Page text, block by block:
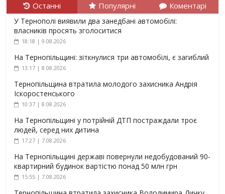
Останні Популярні Коментарі
У Тернополі виявили два занедбані автомобілі:
власників просять зголоситися
18:18 | 9.08.2026
На Тернопільщині: зіткнулися три автомобілі, є загиблий
13:17 | 8.08.2026
Тернопільщина втратила молодого захисника Андрія
Іскоростенського
10:37 | 8.08.2026
На Тернопільщині у потрійній ДТП постраждали троє
людей, серед них дитина
17:27 | 7.08.2026
На Тернопільщині державі повернули недобудований 90-
квартирний будинок вартістю понад 50 млн грн
15:55 | 7.08.2026